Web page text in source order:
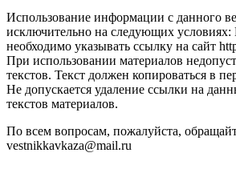
Использование информации с данного
исключительно на следующих условиях:
необходимо указывать ссылку на сайт
При использовании материалов
текстов. Текст должен копироваться в
Не допускается удаление ссылки на
текстов материалов.
По всем вопросам, пожалуйста,
vestnikkavkaza@mail.ru